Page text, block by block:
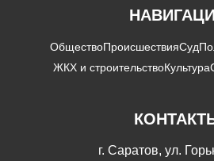
ОбществоПроисшествияСуд
ЖКХ и строительствоКультура
г. Саратов, ул.